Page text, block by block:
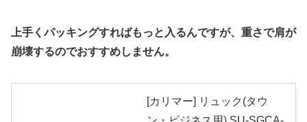
上手くパッキングすればもっと入るんですが、重さで肩が
崩壊するのでおすすめしません。
[カリマー] リュック(タウ